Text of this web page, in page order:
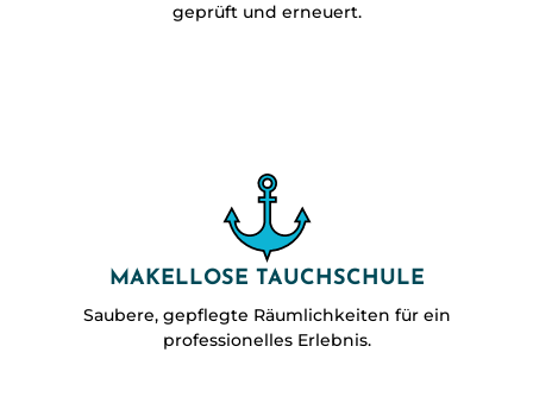
geprüft und erneuert.
MAKELLOSE TAUCHSCHULE
Saubere, gepflegte Räumlichkeiten für ein
professionelles Erlebnis.